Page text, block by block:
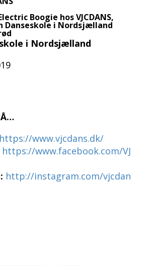
i Nordsjælland
https://www.vjcdans.dk/
https://www.facebook.com/VJ
http://instagram.com/vjcdan